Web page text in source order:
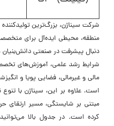
شرکت سیناژن، بزرگ‌ترین
منطقه، محیطی ایده‌آل برای
دنبال پیشرفت در صنعتی
شرایط رشد علمی، آموزش‌های
مالی و غیرمالی، فضایی پویا و
است. علاوه بر این، سیناژن با
مبتنی بر شایستگی، مسیر ارتقای
کرده است. در جدول بالا